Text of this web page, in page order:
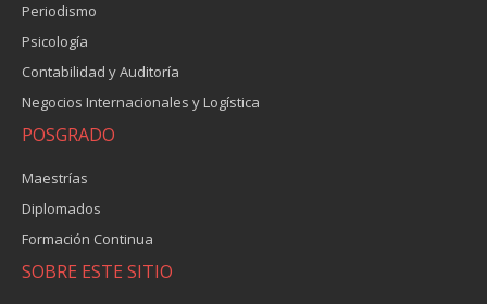
Periodismo
Psicología
Contabilidad y Auditoría
Negocios Internacionales y Logística
POSGRADO
Maestrías
Diplomados
Formación Continua
SOBRE ESTE SITIO